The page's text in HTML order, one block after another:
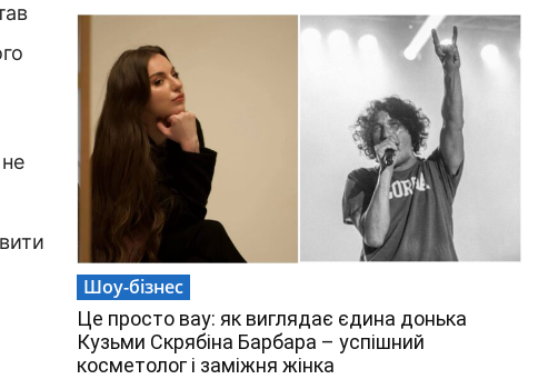
Шоу-бізнес
Це просто вау: як виглядає єдина донька
Кузьми Скрябіна Барбара – успішний
косметолог і заміжня жінка